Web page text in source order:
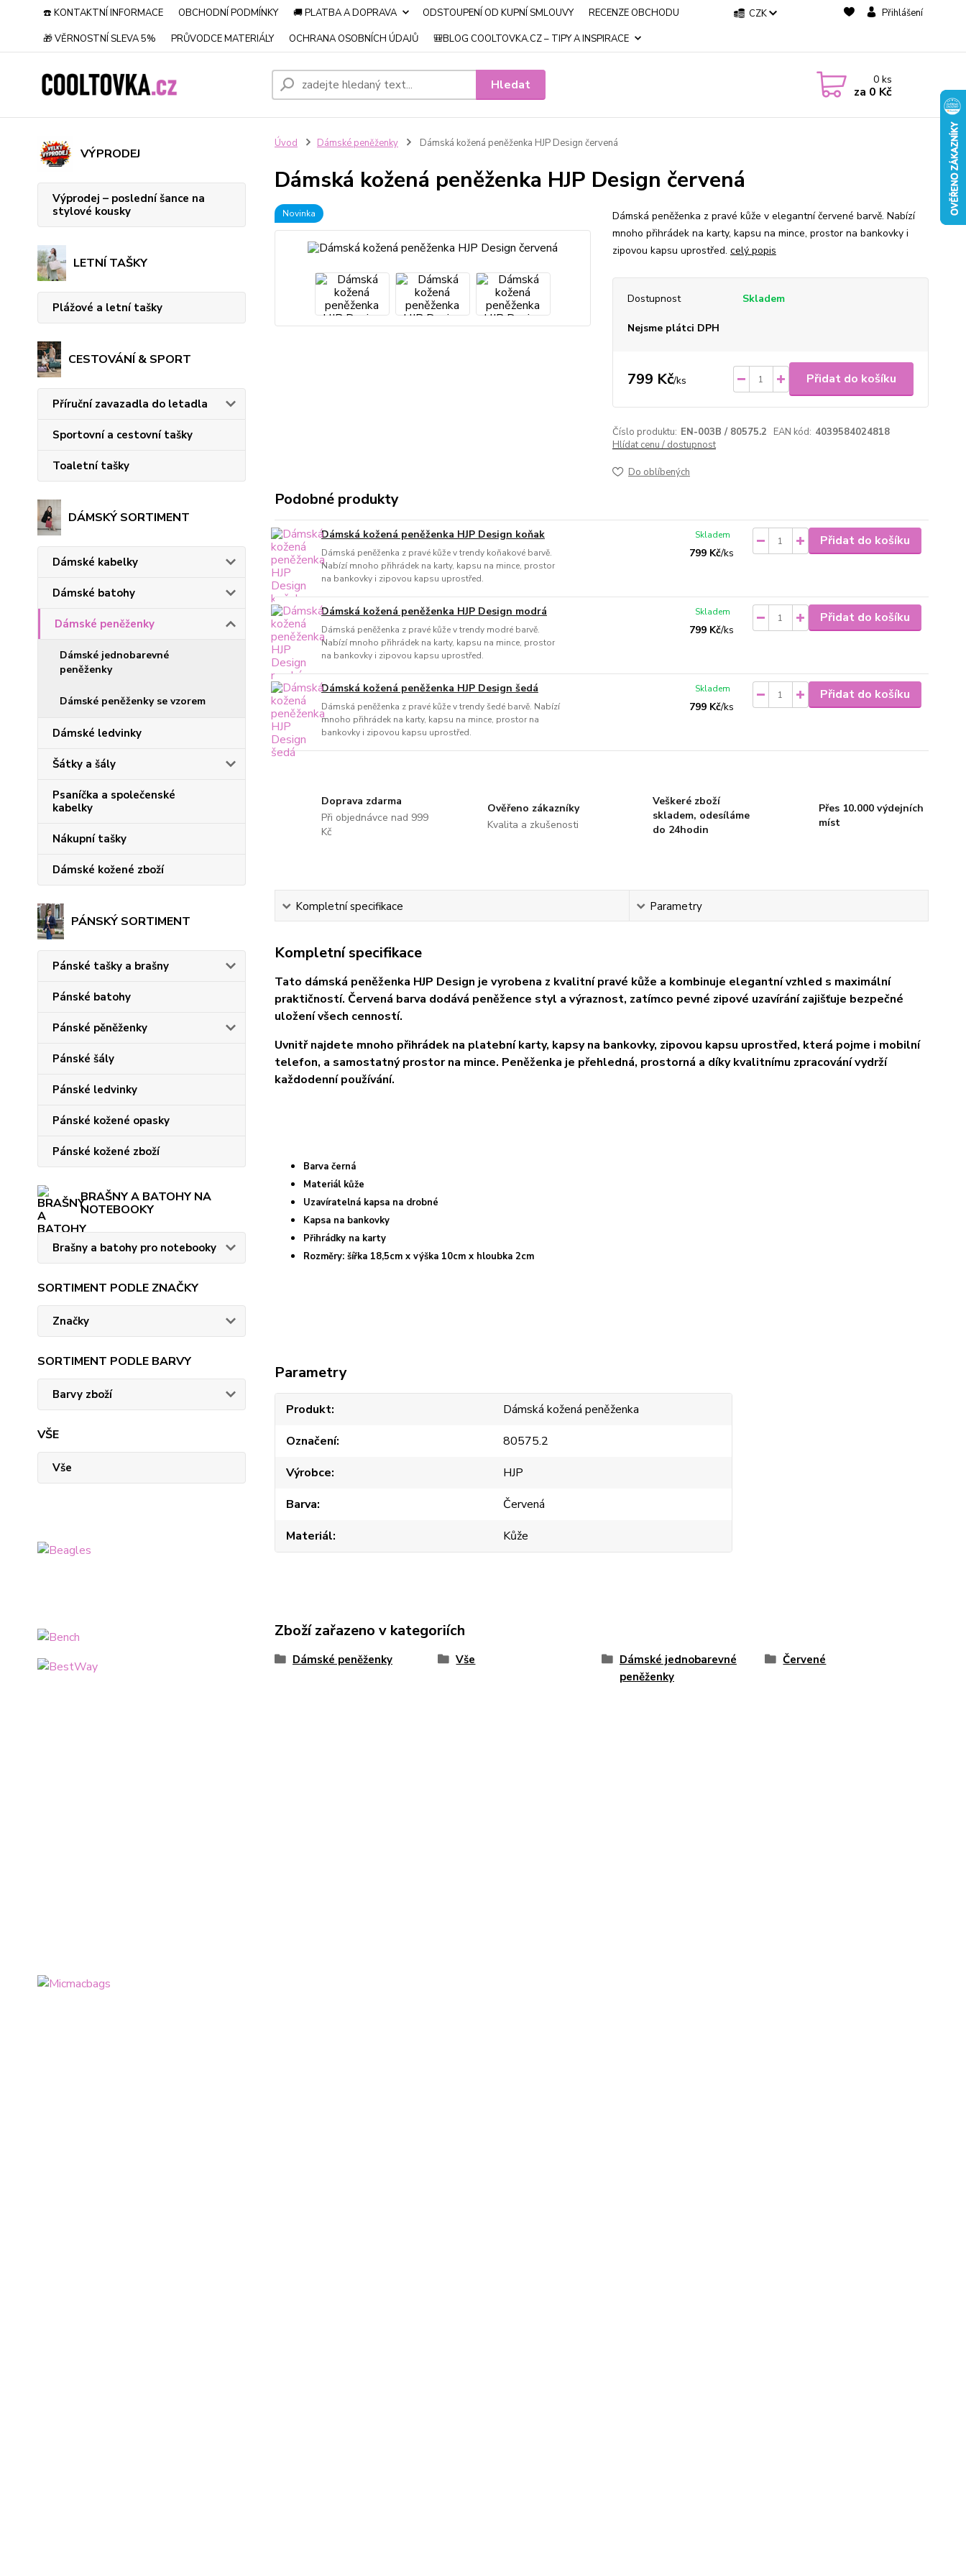
☎️ KONTAKTNÍ INFORMACE OBCHODNÍ PODMÍNKY 🚚 PLATBA A DOPRAVA ODSTOUPENÍ OD KUPNÍ SMLOUVY
RECENZE OBCHODU
🎁 VĚRNOSTNÍ SLEVA 5%
PRŮVODCE MATERIÁLY OCHRANA OSOBNÍCH ÚDAJŮ 🎒BLOG COOLTOVKA.CZ – TIPY A INSPIRACE
CZK Přihlášení
Hledat 0ks
za 0 Kč
VÝPRODEJ
Výprodej – poslední šance na
stylové kousky
LETNÍ TAŠKY
Plážové a letní tašky
CESTOVÁNÍ & SPORT
Příruční zavazadla do letadla
Sportovní a cestovní tašky
Toaletní tašky
DÁMSKÝ SORTIMENT
Dámské kabelky
Dámské batohy
Dámské peněženky
Dámské jednobarevné
peněženky
Dámské peněženky se vzorem
Dámské ledvinky
Šátky a šály
Psaníčka a společenské
kabelky
Nákupní tašky
Dámské kožené zboží
PÁNSKÝ SORTIMENT
Pánské tašky a brašny
Pánské batohy
Pánské pěněženky
Pánské šály
Pánské ledvinky
Pánské kožené opasky
Pánské kožené zboží
BRAŠNY A BATOHY NA
NOTEBOOKY
Brašny a batohy pro notebooky
SORTIMENT PODLE ZNAČKY
Značky
SORTIMENT PODLE BARVY
Barvy zboží
VŠE
Vše
Úvod Dámské peněženky Dámská kožená peněženka HJP Design červená
Dámská kožená peněženka HJP Design červená
Novinka
Dámská peněženka z pravé kůže v elegantní červené barvě. Nabízí
mnoho přihrádek na karty, kapsu na mince, prostor na bankovky i
zipovou kapsu uprostřed. celý popis
Dostupnost Skladem
Nejsme plátci DPH
799 Kč/ks Přidat do košíku
Číslo produktu: EN-003B / 80575.2 EAN kód: 4039584024818
Hlídat cenu / dostupnost
Do oblíbených
Podobné produkty
Dámská kožená peněženka HJP Design koňak
Dámská peněženka z pravé kůže v trendy koňakové barvě.
Nabízí mnoho přihrádek na karty, kapsu na mince, prostor
na bankovky i zipovou kapsu uprostřed.
799 Kč/ks
Skladem Přidat do košíku
Dámská kožená peněženka HJP Design modrá
Dámská peněženka z pravé kůže v trendy modré barvě.
Nabízí mnoho přihrádek na karty, kapsu na mince, prostor
na bankovky i zipovou kapsu uprostřed.
799 Kč/ks
Skladem Přidat do košíku
Dámská kožená peněženka HJP Design šedá
Dámská peněženka z pravé kůže v trendy šedé barvě. Nabízí
mnoho přihrádek na karty, kapsu na mince, prostor na
bankovky i zipovou kapsu uprostřed.
799 Kč/ks
Skladem Přidat do košíku
Doprava zdarma
Při objednávce nad 999
Kč
Ověřeno zákazníky
Kvalita a zkušenosti
Veškeré zboží
skladem, odesíláme
do 24hodin
Přes 10.000 výdejních
míst
Kompletní specifikace Parametry
Kompletní specifikace
Tato dámská peněženka HJP Design je vyrobena z kvalitní pravé kůže a kombinuje elegantní vzhled s maximální
praktičností. Červená barva dodává peněžence styl a výraznost, zatímco pevné zipové uzavírání zajišťuje bezpečné
uložení všech cenností.
Uvnitř najdete mnoho přihrádek na platební karty, kapsy na bankovky, zipovou kapsu uprostřed, která pojme i mobilní
telefon, a samostatný prostor na mince. Peněženka je přehledná, prostorná a díky kvalitnímu zpracování vydrží
každodenní používání.
Barva černá
Materiál kůže
Uzavíratelná kapsa na drobné
Kapsa na bankovky
Přihrádky na karty
Rozměry: šířka 18,5cm x výška 10cm x hloubka 2cm
Parametry
Produkt
Dámská kožená peněženka
Označení
80575.2
Výrobce
HJP
Barva
Červená
Materiál
Kůže
Zboží zařazeno v kategoriích
Dámské peněženky Vše
Dámské jednobarevné
peněženky
Červené